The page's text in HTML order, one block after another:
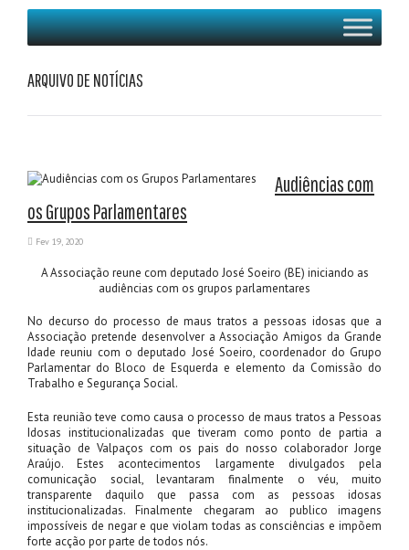
ARQUIVO DE NOTÍCIAS
Audiências com
os Grupos Parlamentares
Fev 19, 2020
A Associação reune com deputado José Soeiro (BE) iniciando as
audiências com os grupos parlamentares
No decurso do processo de maus tratos a pessoas idosas que a
Associação pretende desenvolver a Associação Amigos da Grande
Idade reuniu com o deputado José Soeiro, coordenador do Grupo
Parlamentar do Bloco de Esquerda e elemento da Comissão do
Trabalho e Segurança Social.
Esta reunião teve como causa o processo de maus tratos a Pessoas
Idosas institucionalizadas que tiveram como ponto de partia a
situação de Valpaços com os pais do nosso colaborador Jorge
Araújo. Estes acontecimentos largamente divulgados pela
comunicação social, levantaram finalmente o véu, muito
transparente daquilo que passa com as pessoas idosas
institucionalizadas. Finalmente chegaram ao publico imagens
impossíveis de negar e que violam todas as consciências e impõem
forte acção por parte de todos nós.